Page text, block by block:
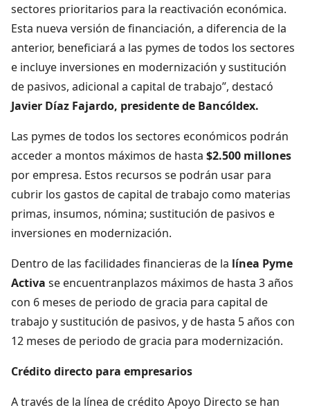
sectores prioritarios para la reactivación económica.
Esta nueva versión de financiación, a diferencia de la
anterior, beneficiará a las pymes de todos los sectores
e incluye inversiones en modernización y sustitución
de pasivos, adicional a capital de trabajo”, destacó
Javier Díaz Fajardo, presidente de Bancóldex.
Las pymes de todos los sectores económicos podrán
acceder a montos máximos de hasta $2.500 millones
por empresa. Estos recursos se podrán usar para
cubrir los gastos de capital de trabajo como materias
primas, insumos, nómina; sustitución de pasivos e
inversiones en modernización.
Dentro de las facilidades financieras de la línea Pyme
Activa se encuentranplazos máximos de hasta 3 años
con 6 meses de periodo de gracia para capital de
trabajo y sustitución de pasivos, y de hasta 5 años con
12 meses de periodo de gracia para modernización.
Crédito directo para empresarios
A través de la línea de crédito Apoyo Directo se han